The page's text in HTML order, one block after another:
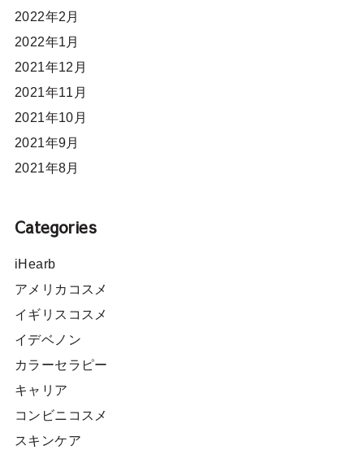
2022年2月
2022年1月
2021年12月
2021年11月
2021年10月
2021年9月
2021年8月
Categories
iHearb
アメリカコスメ
イギリスコスメ
イデベノン
カラーセラピー
キャリア
コンビニコスメ
スキンケア